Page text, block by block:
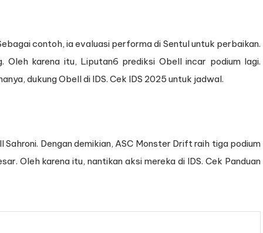
contoh, ia evaluasi performa di Sentul untuk perbaikan.
karena itu, Liputan6 prediksi Obell incar podium lagi.
dukung Obell di IDS. Cek IDS 2025 untuk jadwal.
Dengan demikian, ASC Monster Drift raih tiga podium
Oleh karena itu, nantikan aksi mereka di IDS. Cek Panduan